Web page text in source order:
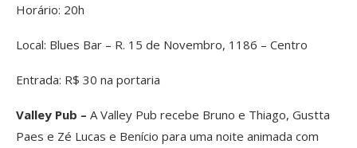
Horário: 20h
Local: Blues Bar – R. 15 de Novembro, 1186 – Centro
Entrada: R$ 30 na portaria
Valley Pub – A Valley Pub recebe Bruno e Thiago, Gustta
Paes e Zé Lucas e Benício para uma noite animada com